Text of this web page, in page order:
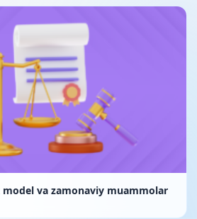
va zamonaviy muammolar